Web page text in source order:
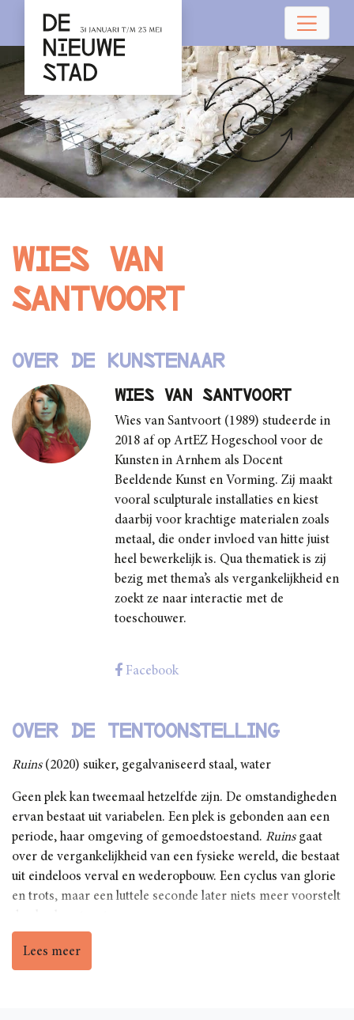
Wies van
Santvoort
Over de kunstenaar
Wies van Santvoort
Wies van Santvoort (1989) studeerde in
2018 af op ArtEZ Hogeschool voor de
Kunsten in Arnhem als Docent
Beeldende Kunst en Vorming. Zij maakt
vooral sculpturale installaties en kiest
daarbij voor krachtige materialen zoals
metaal, die onder invloed van hitte juist
heel bewerkelijk is. Qua thematiek is zij
bezig met thema’s als vergankelijkheid en
zoekt ze naar interactie met de
toeschouwer.
Facebook
Over de tentoonstelling
Ruins(2020) suiker, gegalvaniseerd staal, water
Geen plek kan tweemaal hetzelfde zijn. De omstandigheden
ervan bestaat uit variabelen. Een plek is gebonden aan een
periode, haar omgeving of gemoedstoestand. Ruinsgaat
over de vergankelijkheid van een fysieke wereld, die bestaat
uit eindeloos verval en wederopbouw. Een cyclus van glorie
en trots, maar een luttele seconde later niets meer voorstelt
Lees meer